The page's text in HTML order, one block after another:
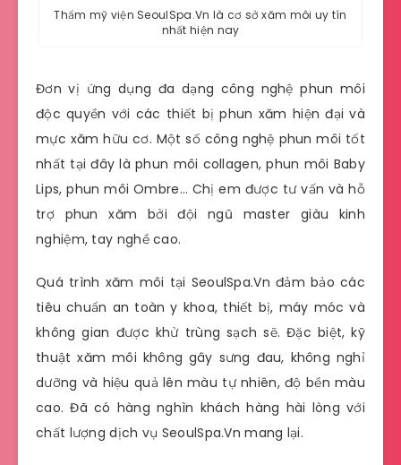
Thẩm mỹ viện SeoulSpa.Vn là cơ sở xăm môi uy tín
nhất hiện nay
Đơn vị ứng dụng đa dạng công nghệ phun môi
độc quyền với các thiết bị phun xăm hiện đại và
mực xăm hữu cơ. Một số công nghệ phun môi tốt
nhất tại đây là phun môi collagen, phun môi Baby
Lips, phun môi Ombre… Chị em được tư vấn và hỗ
trợ phun xăm bởi đội ngũ master giàu kinh
nghiệm, tay nghề cao.
Quá trình xăm môi tại SeoulSpa.Vn đảm bảo các
tiêu chuẩn an toàn y khoa, thiết bị, máy móc và
không gian được khử trùng sạch sẽ. Đặc biệt, kỹ
thuật xăm môi không gây sưng đau, không nghỉ
dưỡng và hiệu quả lên màu tự nhiên, độ bền màu
cao. Đã có hàng nghìn khách hàng hài lòng với
chất lượng dịch vụ SeoulSpa.Vn mang lại.